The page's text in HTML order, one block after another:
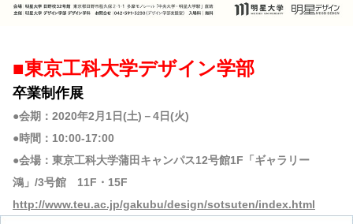
■東京工科大学デザイン学部
卒業制作展
●会期：2020年2月1日(土)－4日(火)
●時間：10:00-17:00
●会場：東京工科大学蒲田キャンパス12号館1F「ギャラリー
鴻」/3号館 11F・15F
http://www.teu.ac.jp/gakubu/design/sotsuten/index.html